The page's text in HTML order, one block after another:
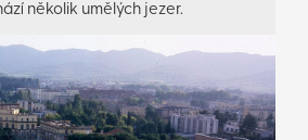
několik umělých jezer.